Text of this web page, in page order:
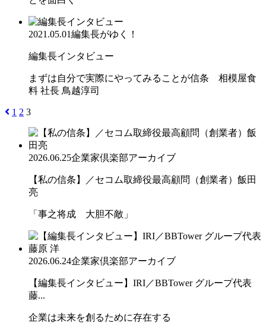
2021.05.01編集長がゆく！
編集長インタビュー
まずは自分で実際にやってみることが信条 相模屋食
料 社長 鳥越淳司
1 2 3
2026.06.25企業家倶楽部アーカイブ
【私の信条】／セコム取締役最高顧問（創業者）飯田
亮
「事之将成 大胆不敵」
2026.06.24企業家倶楽部アーカイブ
【編集長インタビュー】IRI／BBTower グループ代表
藤...
企業は未来を創るために存在する